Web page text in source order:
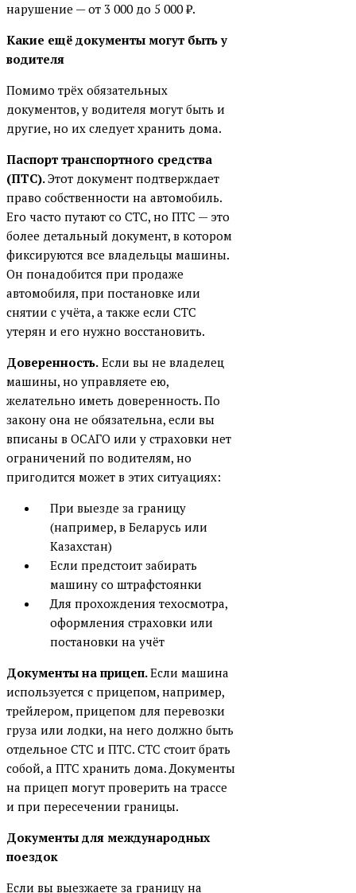
нарушение — от 3 000 до 5 000 ₽.
Какие ещё документы могут быть у
водителя
Помимо трёх обязательных
документов, у водителя могут быть и
другие, но их следует хранить дома.
Паспорт транспортного средства
(ПТС).Этот документ подтверждает
право собственности на автомобиль.
Его часто путают со СТС, но ПТС — это
более детальный документ, в котором
фиксируются все владельцы машины.
Он понадобится при продаже
автомобиля, при постановке или
снятии с учёта, а также если СТС
утерян и его нужно восстановить.
Доверенность. Если вы не владелец
машины, но управляете ею,
желательно иметь доверенность. По
закону она не обязательна, если вы
вписаны в ОСАГО или у страховки нет
ограничений по водителям, но
пригодится может в этих ситуациях:
При выезде за границу
(например, в Беларусь или
Казахстан)
Если предстоит забирать
машину со штрафстоянки
Для прохождения техосмотра,
оформления страховки или
постановки на учёт
Документы на прицеп.Если машина
используется с прицепом, например,
трейлером, прицепом для перевозки
груза или лодки, на него должно быть
отдельное СТС и ПТС. СТС стоит брать
собой, а ПТС хранить дома. Документы
на прицеп могут проверить на трассе
и при пересечении границы.
Документы для международных
поездок
Если вы выезжаете за границу на